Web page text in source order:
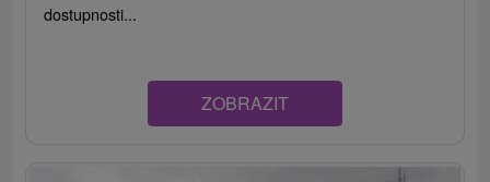
dostupnosti...
ZOBRAZIT